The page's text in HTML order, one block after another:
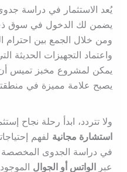
يُعد الاستثمار في دراسة
يضمن لك الدخول في سوق
ومن خلال الجمع بين احترام
واعتماد التجهيزات الحديثة
يمكن لمشروع مخبز تميس أن
يصبح علامة مميزة في
ولا تتردد، ابدأ رحلة نجاح
استشارة مجانيةلفهم
في دراسة الجدوى المخصصة
عبرالواتس أو الجوال